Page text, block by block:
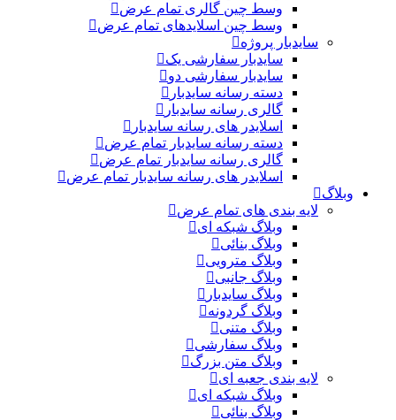
وسط چین گالری تمام عرض
وسط چین اسلایدهای تمام عرض
سایدبار پروژه
سایدبار سفارشی یک
سایدبار سفارشی دو
دسته رسانه سایدبار
گالری رسانه سایدبار
اسلایدر های رسانه سایدبار
دسته رسانه سایدبار تمام عرض
گالری رسانه سایدبار تمام عرض
اسلایدر های رسانه سایدبار تمام عرض
وبلاگ
لایه بندی های تمام عرض
وبلاگ شبکه ای
وبلاگ بنائی
وبلاگ مترویی
وبلاگ جانبی
وبلاگ سایدبار
وبلاگ گردونه
وبلاگ متنی
وبلاگ سفارشی
وبلاگ متن بزرگ
لایه بندی جعبه ای
وبلاگ شبکه ای
وبلاگ بنائی